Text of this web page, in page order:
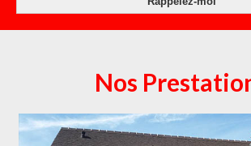
Nos